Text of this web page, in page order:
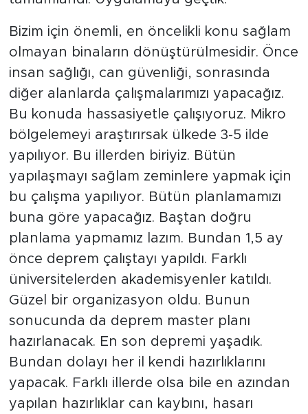
Bizim için önemli, en öncelikli konu sağlam
olmayan binaların dönüştürülmesidir. Önce
insan sağlığı, can güvenliği, sonrasında
diğer alanlarda çalışmalarımızı yapacağız.
Bu konuda hassasiyetle çalışıyoruz. Mikro
bölgelemeyi araştırırsak ülkede 3-5 ilde
yapılıyor. Bu illerden biriyiz. Bütün
yapılaşmayı sağlam zeminlere yapmak için
bu çalışma yapılıyor. Bütün planlamamızı
buna göre yapacağız. Baştan doğru
planlama yapmamız lazım. Bundan 1,5 ay
önce deprem çalıştayı yapıldı. Farklı
üniversitelerden akademisyenler katıldı.
Güzel bir organizasyon oldu. Bunun
sonucunda da deprem master planı
hazırlanacak. En son depremi yaşadık.
Bundan dolayı her il kendi hazırlıklarını
yapacak. Farklı illerde olsa bile en azından
yapılan hazırlıklar can kaybını, hasarı